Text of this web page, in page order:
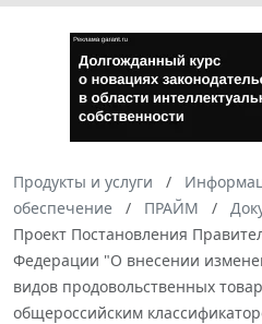
Продукты и услуги
обеспечение
ПРАЙМ
Проект Постановления
Федерации "О внесении
видов продовольственных
общероссийским